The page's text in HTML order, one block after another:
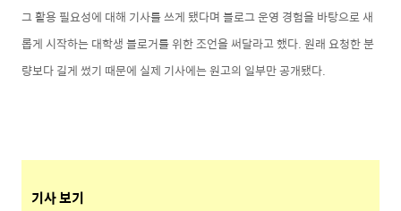
그 활용 필요성에 대해 기사를 쓰게 됐다며 블로그 운영 경험을 바탕으로 새
롭게 시작하는 대학생 블로거를 위한 조언을 써달라고 했다. 원래 요청한 분
량보다 길게 썼기 때문에 실제 기사에는 원고의 일부만 공개됐다.
기사 보기